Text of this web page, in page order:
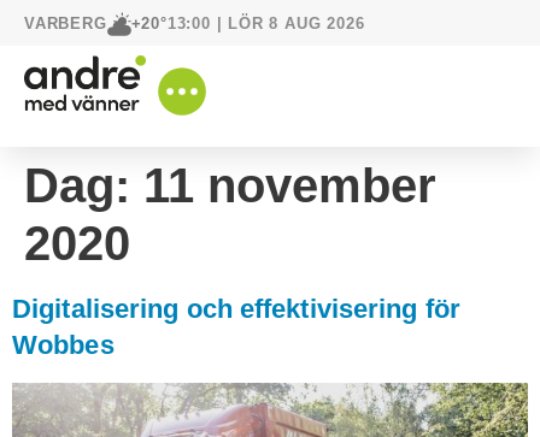
VARBERG +20°13:00 | LÖR 8 AUG 2026
Dag: 11 november
2020
Digitalisering och effektivisering för
Wobbes